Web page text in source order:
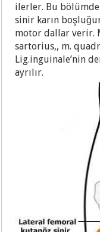
ilerler. Bu bölümde
sinir karın
motor dallar verir.
sartorius,, m.
Lig.inguinale’nin
ayrılır.